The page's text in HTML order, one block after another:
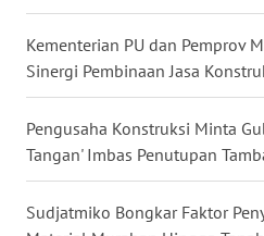
Kementerian PU dan Pemprov
Sinergi Pembinaan Jasa
Pengusaha Konstruksi Minta
Tangan' Imbas Penutupan
Sudjatmiko Bongkar Faktor
KALBAR
KALTENG
KALTARA